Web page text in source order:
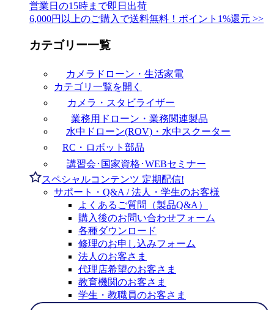
営業日の15時まで即日出荷
6,000円以上のご購入で送料無料！ポイント1%還元 >>
カテゴリー一覧
カメラドローン・生活家電
カテゴリ一覧を開く
カメラ・スタビライザー
業務用ドローン・業務関連製品
水中ドローン(ROV)・水中スクーター
RC・ロボット部品
講習会･国家資格･WEBセミナー
スペシャルコンテンツ 定期配信!
サポート・Q&A / 法人・学生のお客様
よくあるご質問（製品Q&A）
購入後のお問い合わせフォーム
各種ダウンロード
修理のお申し込みフォーム
法人のお客さま
代理店希望のお客さま
教育機関のお客さま
学生・教職員のお客さま